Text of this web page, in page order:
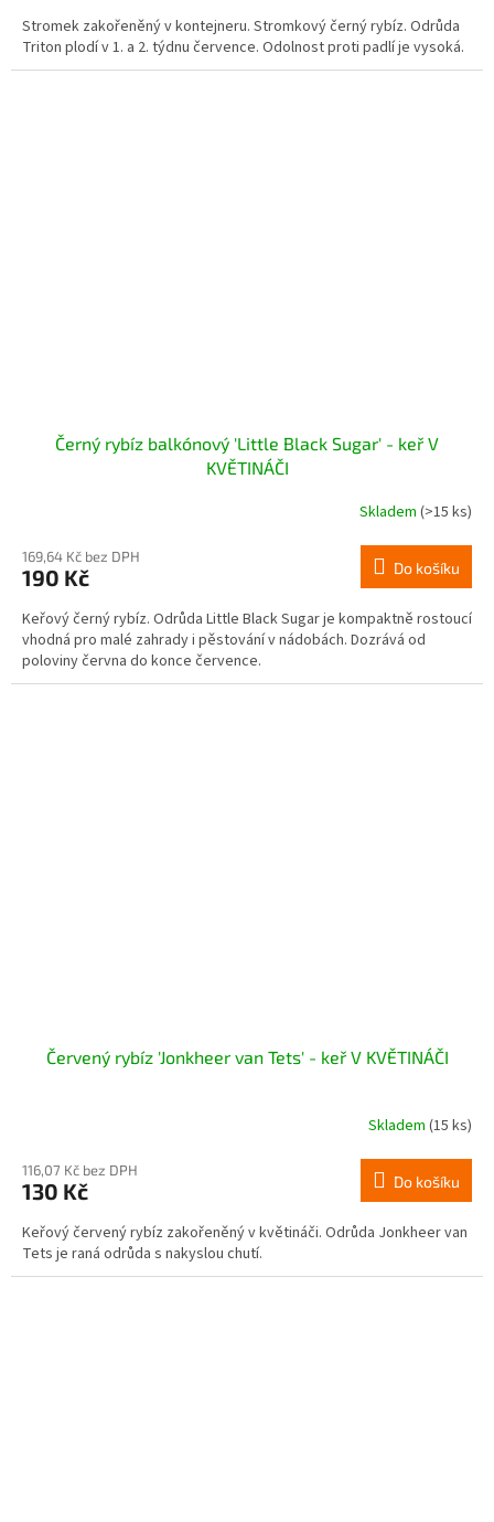
Stromek zakořeněný v kontejneru. Stromkový černý rybíz. Odrůda
Triton plodí v 1. a 2. týdnu července. Odolnost proti padlí je vysoká.
Černý rybíz balkónový 'Little Black Sugar' - keř V
KVĚTINÁČI
Skladem (>15 ks)
169,64 Kč bez DPH
190 Kč Do košíku
Keřový černý rybíz. Odrůda Little Black Sugar je kompaktně rostoucí
vhodná pro malé zahrady i pěstování v nádobách. Dozrává od
poloviny června do konce července.
Červený rybíz 'Jonkheer van Tets' - keř V KVĚTINÁČI
Skladem (15 ks)
116,07 Kč bez DPH
130 Kč Do košíku
Keřový červený rybíz zakořeněný v květináči. Odrůda Jonkheer van
Tets je raná odrůda s nakyslou chutí.